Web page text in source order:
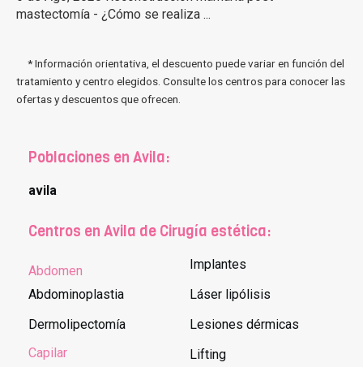
mastectomía - ¿Cómo se realiza ...
* Información orientativa, el descuento puede variar en función del
tratamiento y centro elegidos. Consulte los centros para conocer las
ofertas y descuentos que ofrecen.
Poblaciones en Avila:
avila
Centros en Avila de Cirugía estética:
Abdomen
Abdominoplastia
Dermolipectomía
Capilar
Implantes
Láser lipólisis
Lesiones dérmicas
Lifting